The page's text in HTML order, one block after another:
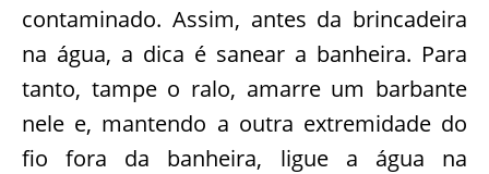
contaminado. Assim, antes da brincadeira
na água, a dica é sanear a banheira. Para
tanto, tampe o ralo, amarre um barbante
nele e, mantendo a outra extremidade do
fio fora da banheira, ligue a água na